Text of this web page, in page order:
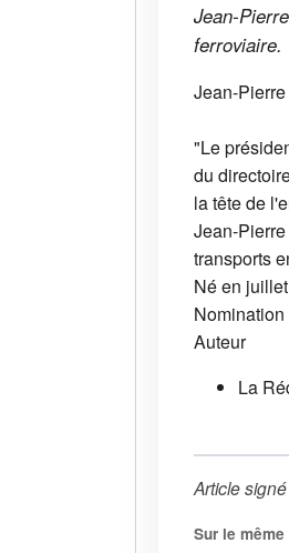
Jean-
ferroviaire.
Jean-
"Le
du
la tête de
Jean-
transports
Né en
Nomination
Auteur
La
Article
Sur le